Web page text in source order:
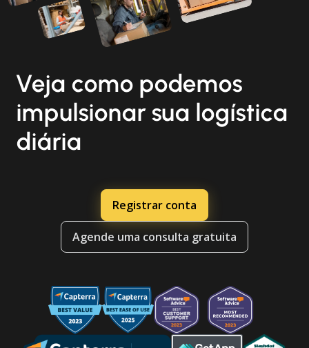
Veja como podemos
impulsionar sua logística
diária
Registrar conta
Agende uma consulta gratuita